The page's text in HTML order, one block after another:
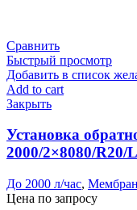
Сравнить
Быстрый просмотр
Добавить в список
Add to cart
Закрыть
Установка
2000/2×8080/R20/
До 2000 л/час,
Цена по запросу